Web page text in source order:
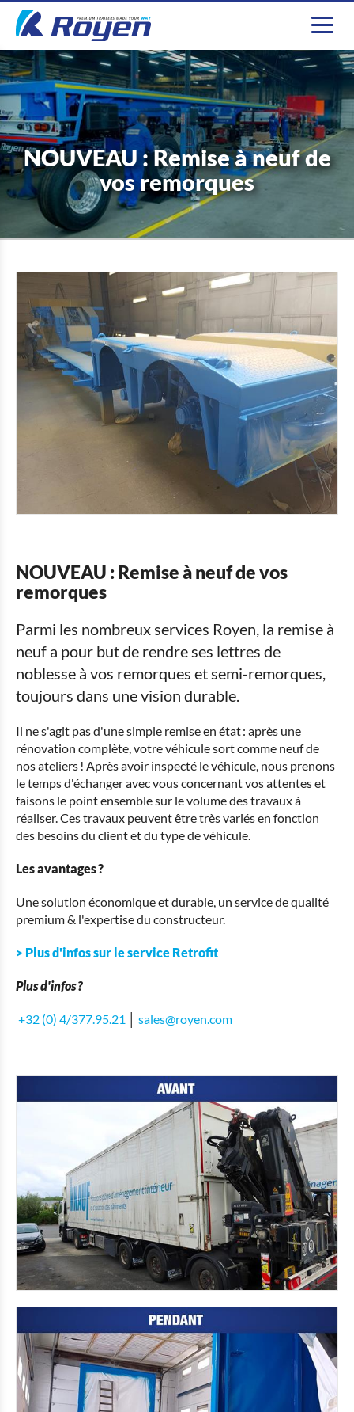
NOUVEAU : Remise à neuf de
vos remorques
NOUVEAU : Remise à neuf de vos
remorques
Parmi les nombreux services Royen, la remise à
neuf a pour but de rendre ses lettres de
noblesse à vos remorques et semi-remorques,
toujours dans une vision durable.
Il ne s'agit pas d'une simple remise en état : après une
rénovation complète, votre véhicule sort comme neuf de
nos ateliers ! Après avoir inspecté le véhicule, nous prenons
le temps d'échanger avec vous concernant vos attentes et
faisons le point ensemble sur le volume des travaux à
réaliser. Ces travaux peuvent être très variés en fonction
des besoins du client et du type de véhicule.
Les avantages ?
Une solution économique et durable, un service de qualité
premium & l'expertise du constructeur.
> Plus d'infos sur le service Retrofit
Plus d'infos ?
+32 (0) 4/377.95.21 sales@royen.com